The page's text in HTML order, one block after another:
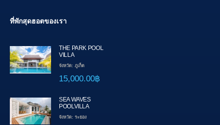
ที่พักสุดฮอตของเรา
THE PARK POOL
VILLA
จังหวัด: ภูเก็ต
15,000.00฿
SEA WAVES
POOLVILLA
จังหวัด: ระยอง